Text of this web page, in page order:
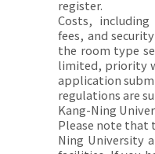
register.
Costs,
fees, and
the room type
limited, priority
application
regulations are
Kang-Ning
Please note that
Ning University